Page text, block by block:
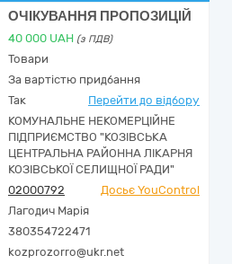
ОЧІКУВАННЯ ПРОПОЗИЦІЙ
40 000 UAH (з ПДВ)
Товари
За вартістю придбання
Так Перейти до відбору
КОМУНАЛЬНЕ НЕКОМЕРЦІЙНЕ
ПІДПРИЄМСТВО "КОЗІВСЬКА
ЦЕНТРАЛЬНА РАЙОННА ЛІКАРНЯ
КОЗІВСЬКОЇ CЕЛИЩНОЇ РАДИ"
02000792
Досьє YouControl
Лагодич Марія
380354722471
kozprozorro@ukr.net